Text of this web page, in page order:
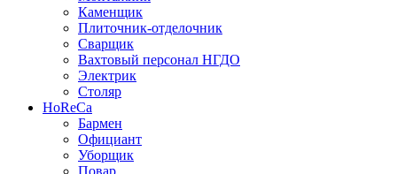
Каменщик
Плиточник-отделочник
Сварщик
Вахтовый персонал НГДО
Электрик
Столяр
HoReCa
Бармен
Официант
Уборщик
Повар